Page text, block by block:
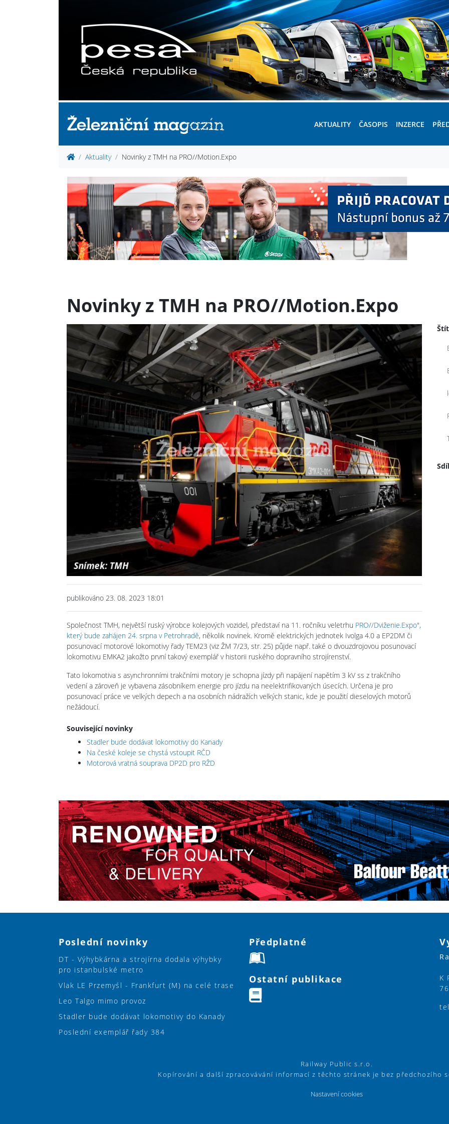
AKTUALITY ČASOPIS INZERCE
Aktuality Novinky z TMH na PRO//Motion.Expo
Novinky z TMH na PRO//Motion.Expo
publikováno 23. 08. 2023 18:01
Společnost TMH, největší ruský výrobce kolejových vozidel, představí na 11. ročníku veletrhu PRO//Dviženie.Expo",
který bude zahájen 24. srpna v Petrohradě, několik novinek. Kromě elektrických jednotek Ivolga 4.0 a EP2DM či
posunovací motorové lokomotivy řady TEM23 (viz ŽM 7/23, str. 25) půjde např. také o dvouzdrojovou posunovací
lokomotivu EMKA2 jakožto první takový exemplář v historii ruského dopravního strojírenství.
Tato lokomotiva s asynchronními trakčními motory je schopna jízdy při napájení napětím 3 kV ss z trakčního
vedení a zároveň je vybavena zásobníkem energie pro jízdu na neelektrifikovaných úsecích. Určena je pro
posunovací práce ve velkých depech a na osobních nádražích velkých stanic, kde je použití dieselových motorů
nežádoucí.
Související novinky
Stadler bude dodávat lokomotivy do Kanady
Na české koleje se chystá vstoupit RČD
Motorová vratná souprava DP2D pro RŽD
Poslední novinky
DT - Výhybkárna a strojírna dodala výhybky
pro istanbulské metro
Vlak LE Przemyśl - Frankfurt (M) na celé trase
Leo Talgo mimo provoz
Stadler bude dodávat lokomotivy do Kanady
Poslední exemplář řady 384
Předplatné
Ostatní publikace
K
Railway Public s.r.o.
Kopírování a další zpracovávání informací z těchto stránek je bez předchozího
Nastavení cookies